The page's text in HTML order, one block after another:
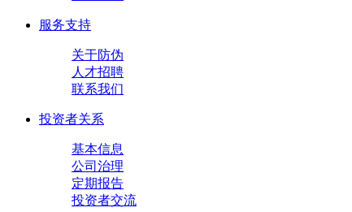
服务支持
关于防伪
人才招聘
联系我们
投资者关系
基本信息
公司治理
定期报告
投资者交流